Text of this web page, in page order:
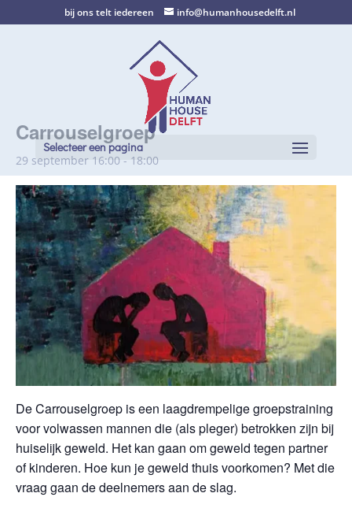
bij ons telt iedereen info@humanhousedelft.nl
Selecteer een pagina
Carrouselgroep
29 september 16:00 - 18:00
De Carrouselgroep is een laagdrempelige groepstraining
voor volwassen mannen die (als pleger) betrokken zijn bij
huiselijk geweld. Het kan gaan om geweld tegen partner
of kinderen. Hoe kun je geweld thuis voorkomen? Met die
vraag gaan de deelnemers aan de slag.